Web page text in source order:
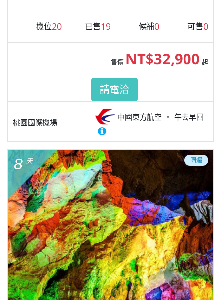
機位20 已售19 候補0 可售0
桃園國際機場
中國東方航空 午去早回
售價 NT$32,900 起
請電洽
8 天 團體